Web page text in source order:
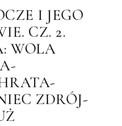
I JEGO
CZ. 2.
WOLA
ZDRÓJ-